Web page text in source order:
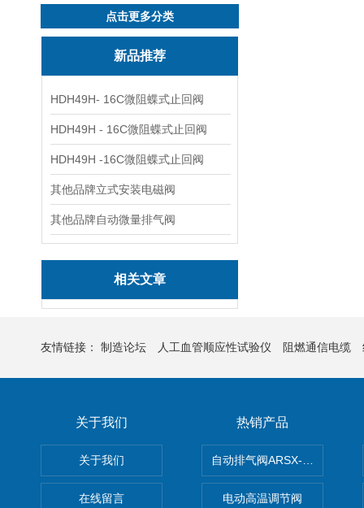
点击更多分类
新品推荐
HDH49H- 16C微阻蝶式止回阀
HDH49H - 16C微阻蝶式止回阀
HDH49H -16C微阻蝶式止回阀
其他品牌立式安装电磁阀
其他品牌自动微量排气阀
相关文章
友情链接： 制造论坛 人工血管顺应性试验仪 阻燃通信电缆
关于我们
关于我们
在线留言
热销产品
自动排气阀ARSX-0015/
电动高温调节阀